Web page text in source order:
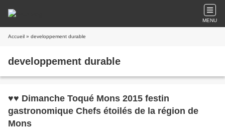
MENU
Accueil » developpement durable
developpement durable
♥♥ Dimanche Toqué Mons 2015 festin
gastronomique Chefs étoilés de la région de
Mons